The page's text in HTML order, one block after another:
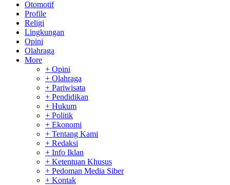
Otomotif
Profile
Religi
Lingkungan
Opini
Olahraga
More
+ Opini
+ Olahraga
+ Pariwisata
+ Pendidikan
+ Hukum
+ Politik
+ Ekonomi
+ Tentang Kami
+ Redaksi
+ Info Iklan
+ Ketentuan Khusus
+ Pedoman Media Siber
+ Kontak